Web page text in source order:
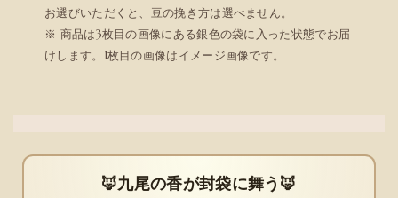
お選びいただくと、豆の挽き方は選べません。
※ 商品は3枚目の画像にある銀色の袋に入った状態でお届
けします。1枚目の画像はイメージ画像です。
🦊九尾の香が封袋に舞う🦊